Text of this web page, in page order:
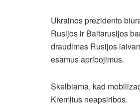
Ukrainos prezidento
Rusijos ir Baltarusijos
draudimas Rusijos
esamus apribojimus.
Skelbiama, kad
Kremlius neapsiribos.